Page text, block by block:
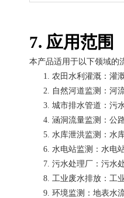
7. 应用范围
本产品适用于以下领域的
1. 农田水利灌溉：灌
2. 自然河道监测：河
3. 城市排水管道：污
4. 涵洞流量监测：公
5. 水库泄洪监测：水
6. 水电站监测：水电
7. 污水处理厂：污水
8. 工业废水排放：工
9. 环境监测：地表水